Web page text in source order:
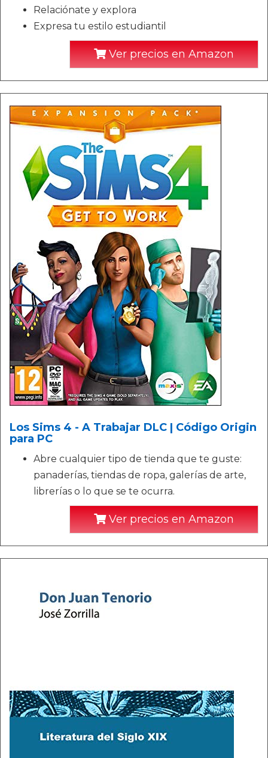
Relaciónate y explora
Expresa tu estilo estudiantil
Ver precios en Amazon
Los Sims 4 - A Trabajar DLC | Código Origin
para PC
Abre cualquier tipo de tienda que te guste:
panaderías, tiendas de ropa, galerías de arte,
librerías o lo que se te ocurra.
Ver precios en Amazon